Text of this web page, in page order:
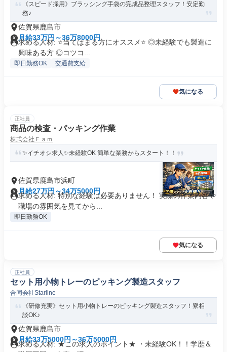
《スピード採用》ブラッシング手袋の完成品整理スタッフ！安定勤
務♪
佐賀県鹿島市
月給33万円～36万8000円
求める人材: ⭐️当てはまる方にオススメ⭐️ ◎未経験でも製造に
興味ある方 ◎コツコ...
即日勤務OK 交通費支給
気になる
正社員
商品の検査・パッキング作業
株式会社Ｆａｍ
✨イチオシ求人✨未経験OK 簡単な業務からスタート！！
佐賀県鹿島市浜町
月給27万円～34万5000円
求める人材: 特別な経験は必要ありません！ 実際の作業内容や
職場の雰囲気を見てから...
即日勤務OK
気になる
正社員
セット用小物トレーのピッキング製造スタッフ
合同会社Starline
《研修充実》セット用小物トレーのピッキング製造スタッフ！寮相
談OK♪
佐賀県鹿島市
月給33万5000円～36万5000円
求める人材: ★この求人のポイント★ ・未経験OK！！学歴＆